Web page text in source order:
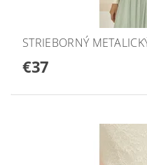
STRIEBORNÝ
€37